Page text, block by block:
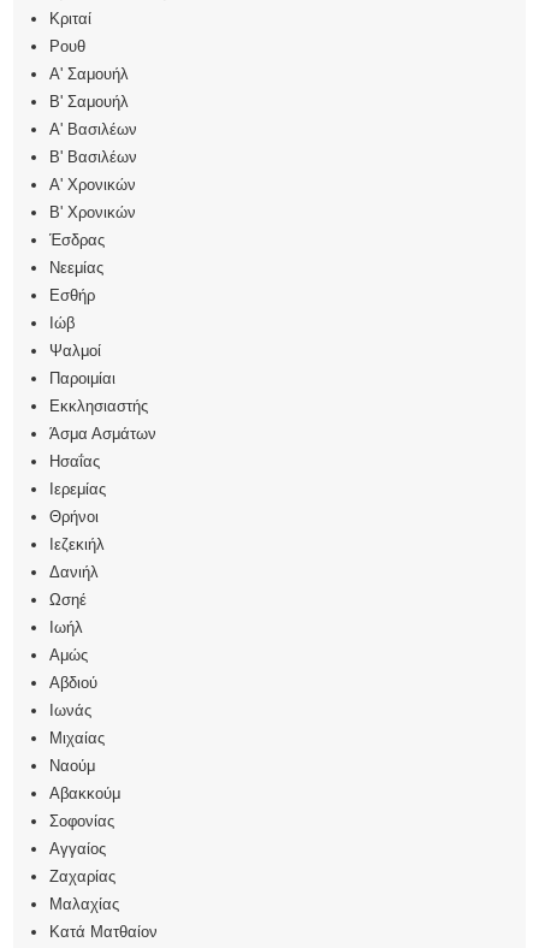
Κριταί
Ρουθ
Α' Σαμουήλ
Β' Σαμουήλ
Α' Βασιλέων
Β' Βασιλέων
Α' Χρονικών
Β' Χρονικών
Έσδρας
Νεεμίας
Εσθήρ
Ιώβ
Ψαλμοί
Παροιμίαι
Εκκλησιαστής
Άσμα Ασμάτων
Ησαΐας
Ιερεμίας
Θρήνοι
Ιεζεκιήλ
Δανιήλ
Ωσηέ
Ιωήλ
Αμώς
Αβδιού
Ιωνάς
Μιχαίας
Ναούμ
Αβακκούμ
Σοφονίας
Αγγαίος
Ζαχαρίας
Μαλαχίας
Κατά Ματθαίον